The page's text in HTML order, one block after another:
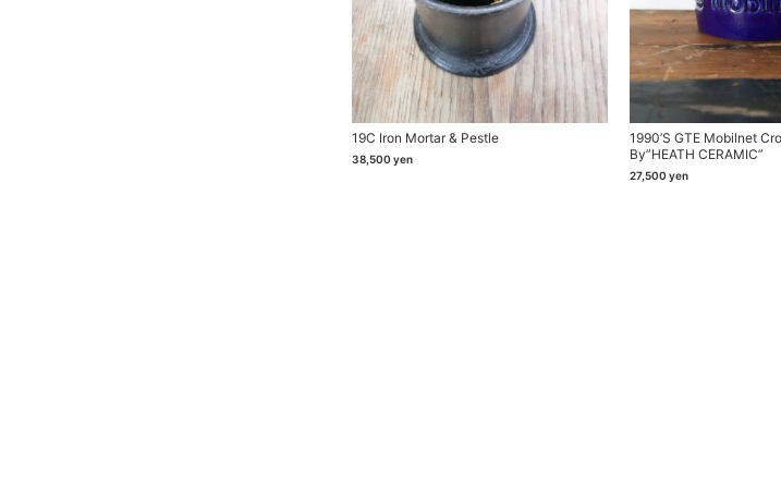
19C Iron Mortar & Pestle
38,500 yen
1990’s GTE Mobilnet
By”HEATH CERAMIC”
27,500 yen